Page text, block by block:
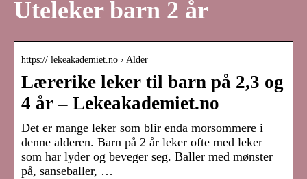
Uteleker barn 2 år
https:// lekeakademiet.no › Alder
Lærerike leker til barn på 2,3 og
4 år – Lekeakademiet.no
Det er mange leker som blir enda morsommere i
denne alderen. Barn på 2 år leker ofte med leker
som har lyder og beveger seg. Baller med mønster
på, sanseballer, …